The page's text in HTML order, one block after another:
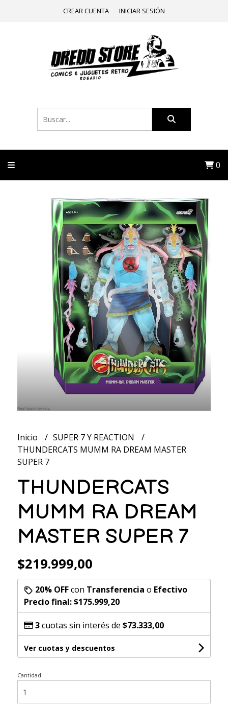
CREAR CUENTA INICIAR SESIÓN
0
Inicio
SUPER 7 Y REACTION
THUNDERCATS MUMM RA DREAM MASTER
SUPER 7
THUNDERCATS
MUMM RA DREAM
MASTER SUPER 7
$219.999,00
20% OFFcon Transferencia o Efectivo
Precio final:$175.999,20
3cuotas sin interés de $73.333,00
Ver cuotas y descuentos
Cantidad